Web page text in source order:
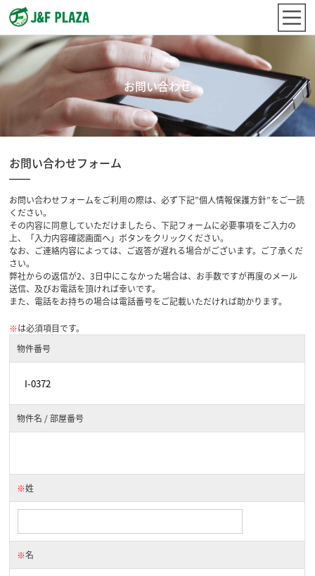
お問い合わせ
お問い合わせフォーム
お問い合わせフォームをご利用の際は、必ず下記”個人情報保護方針”をご一読
ください。
その内容に同意していただけましたら、下記フォームに必要事項をご入力の
上、「入力内容確認画面へ」ボタンをクリックください。
なお、ご連絡内容によっては、ご返答が遅れる場合がございます。ご了承くだ
さい。
弊社からの返信が2、3日中にこなかった場合は、お手数ですが再度のメール
送信、及びお電話を頂ければ幸いです。
また、電話をお持ちの場合は電話番号をご記載いただければ助かります。
※は必須項目です。
物件番号
物件名 / 部屋番号
※姓
※名